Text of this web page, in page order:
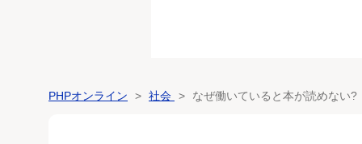
PHPオンライン 社会 なぜ働いていると本が読めない